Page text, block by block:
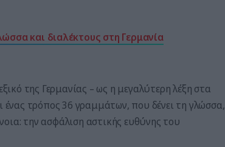
και διαλέκτους στη Γερμανία
της Γερμανίας – ως η μεγαλύτερη λέξη στα
τρόπος 36 γραμμάτων, που δένει τη γλώσσα,
την ασφάλιση αστικής ευθύνης του